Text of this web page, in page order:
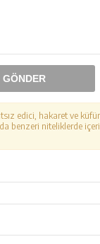
GÖNDER
edici, hakaret ve
benzeri niteliklerde